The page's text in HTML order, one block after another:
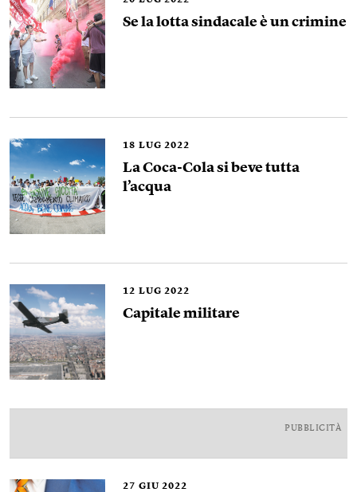
Se la lotta sindacale è un crimine
18 LUG 2022
La Coca-Cola si beve tutta
l’acqua
12 LUG 2022
Capitale militare
PUBBLICITÀ
27 GIU 2022